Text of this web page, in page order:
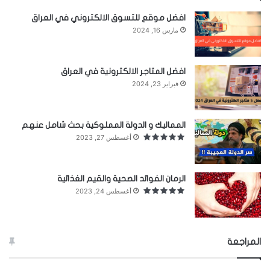
كانت تسود قصائدها مسحة من الحزن العميق فكيفما
اتجهنا في ديوان عاشقة الليل لا نقع إلا على مأتم، ولا
نسمع إلا أنيناً وبكاءً، وأحياناً تفجّعاً وعويلاً، وهذا القول
قاله الكاتب والأديب اللبناني
وثارت حوله ضجة عارمة حسب قولها في قضايا الشعر
المعاصر.
افضل موقع للتسوق الالكتروني في العراق
مارس 16, 2024
افضل المتاجر الالكترونية في العراق
فبراير 23, 2024
المماليك و الدولة المملوكية بحث شامل عنهم
أغسطس 27, 2023
الرمان الفوائد الصحية والقيم الغذائية
أغسطس 24, 2023
المراجعة